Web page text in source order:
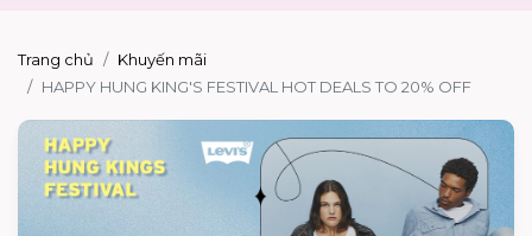
Trang chủ
Khuyến mãi
HAPPY HUNG KING'S FESTIVAL HOT DEALS TO 20% OFF